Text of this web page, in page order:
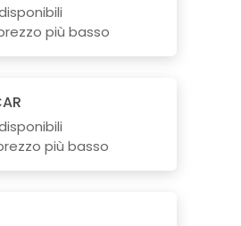
più basso
più basso